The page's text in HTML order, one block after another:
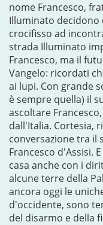
nome Francesco,
Illuminato decidono
crocifisso ad
strada Illuminato
Francesco, ma il
Vangelo: ricordati
ai lupi. Con grande
è sempre quella) il
ascoltare
dall'Italia. Cortesia,
conversazione tra il
Francesco d'Assisi.
casa anche con i
alcune terre della
ancora oggi le
d'occidente, sono
del disarmo e della